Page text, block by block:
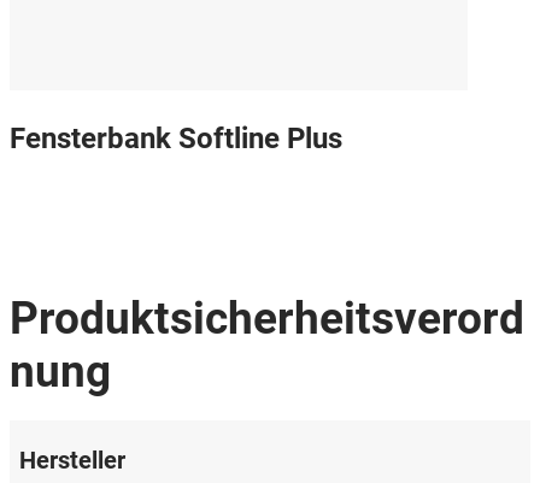
Fensterbank Softline Plus
Produktsicherheitsverord
nung
Hersteller